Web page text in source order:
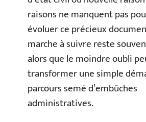
raisons ne manquent pas
évoluer ce précieux
marche à suivre reste
alors que le moindre oubli
transformer une simple
parcours semé d’embûches
administratives.